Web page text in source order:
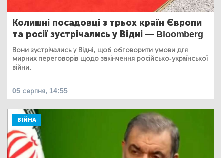
Колишні посадовці з трьох країн Європи
та росії зустрічались у Відні — Bloomberg
Вони зустрічались у Відні, щоб обговорити умови для
мирних переговорів щодо закінчення російсько-української
війни.
05 серпня, 14:55
ВІЙНА